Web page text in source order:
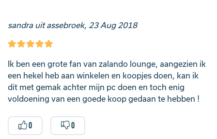
sandra uit assebroek, 23 Aug 2018
Ik ben een grote fan van zalando lounge, aangezien ik
een hekel heb aan winkelen en koopjes doen, kan ik
dit met gemak achter mijn pc doen en toch enig
voldoening van een goede koop gedaan te hebben !
0 0